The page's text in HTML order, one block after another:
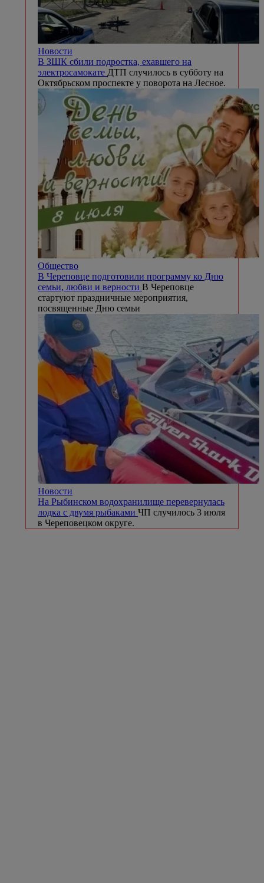
Новости
В ЗШК сбили подростка, ехавшего на
электросамокате ДТП случилось в субботу на
Октябрьском проспекте у поворота на Лесное.
Общество
В Череповце подготовили программу ко Дню
семьи, любви и верности В Череповце
стартуют праздничные мероприятия,
посвященные Дню семьи
Новости
На Рыбинском водохранилище перевернулась
лодка с двумя рыбаками ЧП случилось 3 июля
в Череповецком округе.